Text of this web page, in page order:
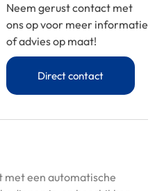
Neem gerust contact met
ons op voor meer informatie
of advies op maat!
Direct contact
met een automatische